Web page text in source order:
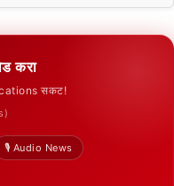
करा
सकट!
🎙️ Audio News